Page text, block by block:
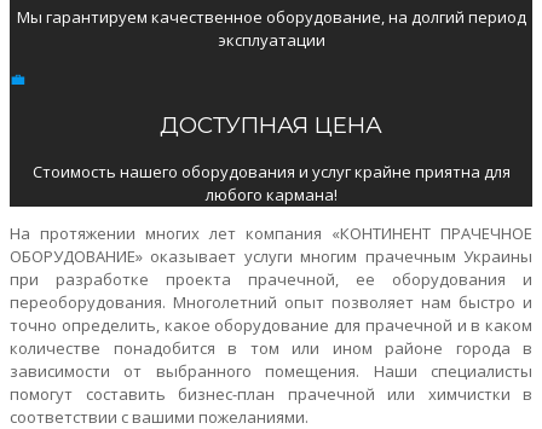
Мы гарантируем качественное оборудование, на долгий период
эксплуатации
ДОСТУПНАЯ ЦЕНА
Стоимость нашего оборудования и услуг крайне приятна для
любого кармана!
На протяжении многих лет компания «КОНТИНЕНТ ПРАЧЕЧНОЕ
ОБОРУДОВАНИЕ» оказывает услуги многим прачечным Украины
при разработке проекта прачечной, ее оборудования и
переоборудования. Многолетний опыт позволяет нам быстро и
точно определить, какое оборудование для прачечной и в каком
количестве понадобится в том или ином районе города в
зависимости от выбранного помещения. Наши специалисты
помогут составить бизнес-план прачечной или химчистки в
соответствии с вашими пожеланиями.